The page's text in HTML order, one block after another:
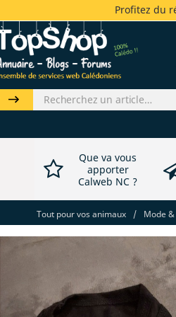
Profitez du
Que va vous
apporter
Calweb NC ?
Tout pour vos animaux / Mode